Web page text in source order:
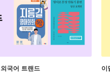
국어 트랜드 이